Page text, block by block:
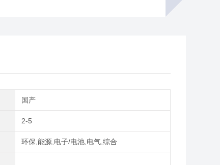
国产
2-5
环保,能源,电子/电池,电气,综合